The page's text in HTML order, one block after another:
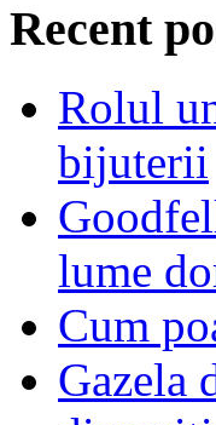
Recent
Rolul
bijuterii
lume
Cum
Gazela